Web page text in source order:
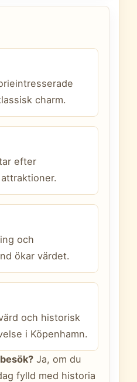
charm.
efter
och
ökar värdet.
och historisk
i Köpenhamn.
Ja, om du
fylld med historia